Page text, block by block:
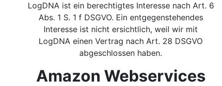
LogDNA ist ein berechtigtes Interesse nach Art. 6
Abs. 1 S. 1 f DSGVO. Ein entgegenstehendes
Interesse ist nicht ersichtlich, weil wir mit
LogDNA einen Vertrag nach Art. 28 DSGVO
abgeschlossen haben.
Amazon Webservices